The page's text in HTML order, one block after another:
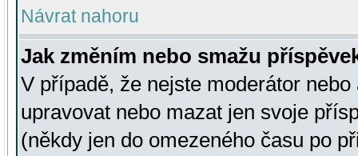
Návrat nahoru
Jak změním nebo smažu
V případě, že nejste moderátor
upravovat nebo mazat jen svoje
(někdy jen do omezeného času po